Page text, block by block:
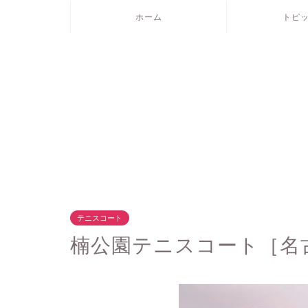
ホーム トピ
テニスコート
楠公園テニスコート［名